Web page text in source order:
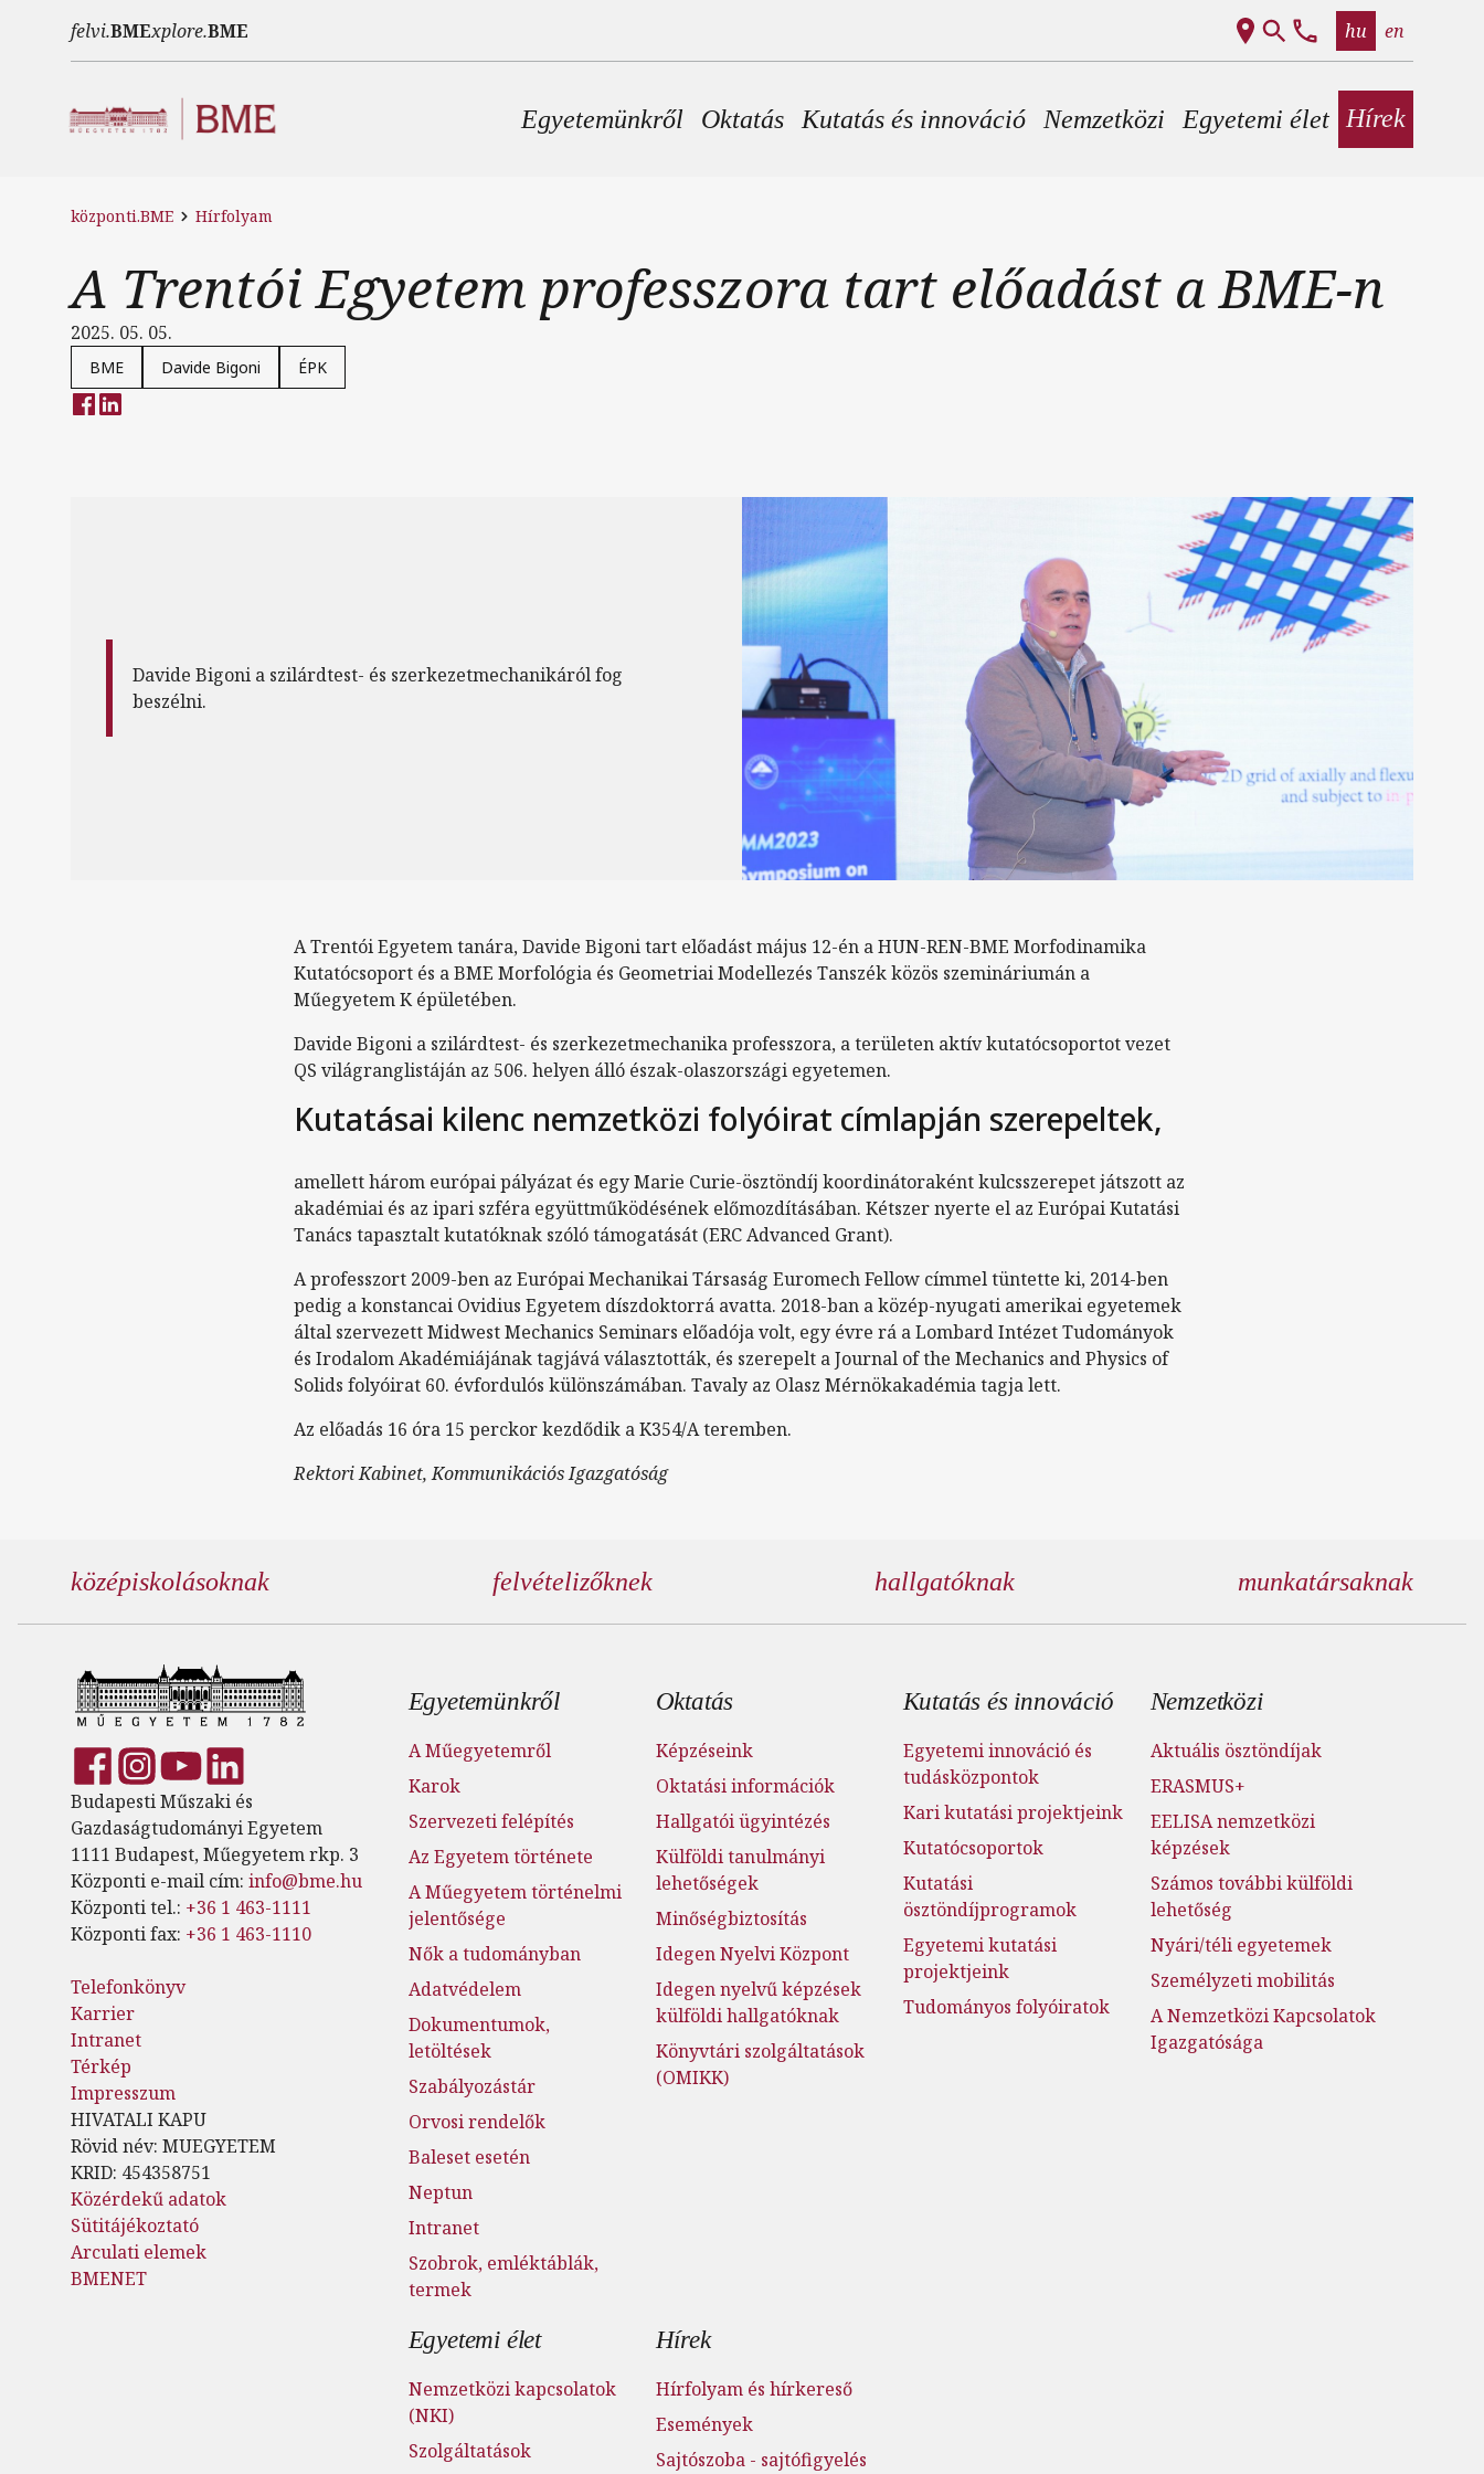
felvi.BMExplore.BME hu en
Fő navigáció
Egyetemünkről Oktatás Kutatás és innováció Nemzetközi Egyetemi élet Hírek
központi.BME Hírfolyam
A Trentói Egyetem professzora tart előadást a BME-n
2025. 05. 05.
BME Davide Bigoni ÉPK
Davide Bigoni a szilárdtest- és szerkezetmechanikáról fog
beszélni.
A Trentói Egyetem tanára, Davide Bigoni tart előadást május 12-én a HUN-REN-BME Morfodinamika
Kutatócsoport és a BME Morfológia és Geometriai Modellezés Tanszék közös szemináriumán a
Műegyetem K épületében.
Davide Bigoni a szilárdtest- és szerkezetmechanika professzora, a területen aktív kutatócsoportot vezet
QS világranglistáján az 506. helyen álló észak-olaszországi egyetemen.
Kutatásai kilenc nemzetközi folyóirat címlapján szerepeltek,
amellett három európai pályázat és egy Marie Curie-ösztöndíj koordinátoraként kulcsszerepet játszott az
akadémiai és az ipari szféra együttműködésének előmozdításában. Kétszer nyerte el az Európai Kutatási
Tanács tapasztalt kutatóknak szóló támogatását (ERC Advanced Grant).
A professzort 2009-ben az Európai Mechanikai Társaság Euromech Fellow címmel tüntette ki, 2014-ben
pedig a konstancai Ovidius Egyetem díszdoktorrá avatta. 2018-ban a közép-nyugati amerikai egyetemek
által szervezett Midwest Mechanics Seminars előadója volt, egy évre rá a Lombard Intézet Tudományok
és Irodalom Akadémiájának tagjává választották, és szerepelt a Journal of the Mechanics and Physics of
Solids folyóirat 60. évfordulós különszámában. Tavaly az Olasz Mérnökakadémia tagja lett.
Az előadás 16 óra 15 perckor kezdődik a K354/A teremben.
Rektori Kabinet, Kommunikációs Igazgatóság
középiskolásoknak felvételizőknek hallgatóknak munkatársaknak
Budapesti Műszaki és
Gazdaságtudományi Egyetem
1111 Budapest, Műegyetem rkp. 3
Központi e-mail cím: info@bme.hu
Központi tel.: +36 1 463-1111
Központi fax: +36 1 463-1110
Telefonkönyv
Karrier
Intranet
Térkép
Impresszum
HIVATALI KAPU
Rövid név: MUEGYETEM
KRID: 454358751
Közérdekű adatok
Sütitájékoztató
Arculati elemek
BMENET
Lábléc menü
Egyetemünkről
A Műegyetemről
Karok
Szervezeti felépítés
Az Egyetem története
A Műegyetem történelmi
jelentősége
Nők a tudományban
Adatvédelem
Dokumentumok,
letöltések
Szabályozástár
Orvosi rendelők
Baleset esetén
Neptun
Intranet
Szobrok, emléktáblák,
termek
Oktatás
Képzéseink
Oktatási információk
Hallgatói ügyintézés
Külföldi tanulmányi
lehetőségek
Minőségbiztosítás
Idegen Nyelvi Központ
Idegen nyelvű képzések
külföldi hallgatóknak
Könyvtári szolgáltatások
(OMIKK)
Kutatás és innováció
Egyetemi innováció és
tudásközpontok
Kari kutatási projektjeink
Kutatócsoportok
Kutatási
ösztöndíjprogramok
Egyetemi kutatási
projektjeink
Tudományos folyóiratok
Nemzetközi
Aktuális ösztöndíjak
ERASMUS+
EELISA nemzetközi
képzések
Számos további külföldi
lehetőség
Nyári/téli egyetemek
Személyzeti mobilitás
A Nemzetközi Kapcsolatok
Igazgatósága
Egyetemi élet
Nemzetközi kapcsolatok
(NKI)
Szolgáltatások
Hírek
Hírfolyam és hírkereső
Események
Sajtószoba - sajtófigyelés